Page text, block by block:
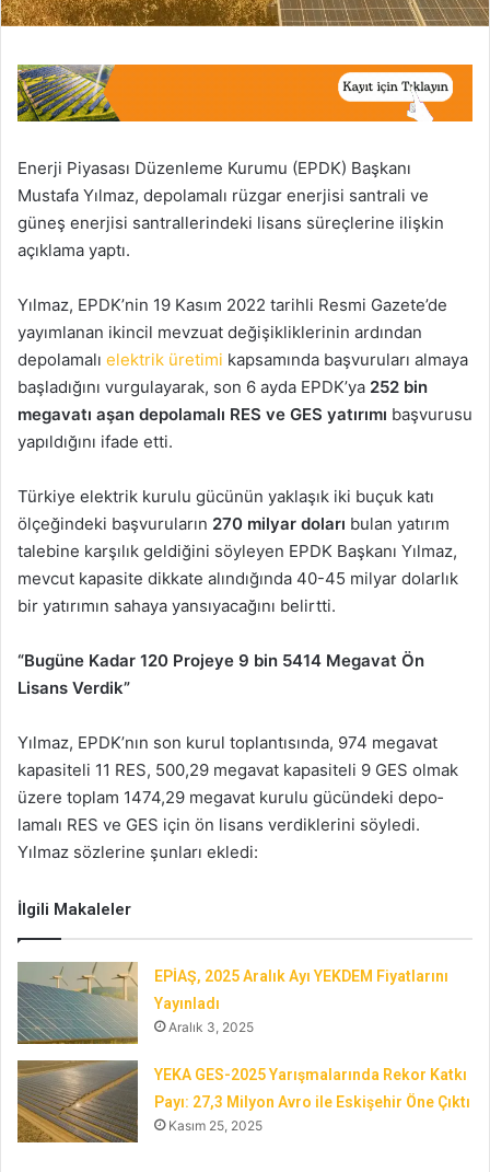
Enerji Piyasası Düzen­leme Kurumu (EPDK) Başkanı
Mustafa Yılmaz, depolamalı rüzgar enerjisi sant­rali ve
güneş enerjisi sant­rallerindeki lisans süreç­lerine ilişkin
açıklama yaptı.
Yılmaz, EPDK’nin 19 Kasım 2022 ta­rihli Resmi Gazete’de
yayım­lanan ikincil mevzuat değişik­liklerinin ardından
depolama­lı elektrik üretimi kapsamında başvuruları almaya
başladığını vurgulayarak, son 6 ayda EPDK’ya 252 bin
megavatı aşan depo­lamalı RES ve GES yatırımı başvu­rusu
yapıldığını ifade etti.
Türkiye elektrik kuru­lu gücünün yaklaşık iki buçuk ka­tı
ölçeğindeki başvuruların 270 milyar doları bulan yatırım
tale­bine karşılık geldiğini söyleyen EPDK Başkanı Yılmaz,
mevcut kapasite dikkate alındığında 40-45 milyar dolarlık
bir yatırımın sahaya yansıyacağı­nı belirtti.
“Bugüne Kadar 120 Projeye 9 bin 5414 Megavat Ön
Lisans Verdik”
Yılmaz, EPDK’nın son kurul toplantı­sında, 974 megavat
kapasiteli 11 RES, 500,29 megavat kapasiteli 9 GES olmak
üzere toplam 1474,29 megavat kurulu gücündeki depo­
lamalı RES ve GES için ön lisans verdiklerini söyledi.
Yılmaz sözlerine şunları ekledi:
İlgili Makaleler
EPİAŞ, 2025 Aralık Ayı YEKDEM Fiyatlarını
Yayınladı
Aralık 3, 2025
YEKA GES-2025 Yarışmalarında Rekor Katkı
Payı: 27,3 Milyon Avro ile Eskişehir Öne Çıktı
Kasım 25, 2025